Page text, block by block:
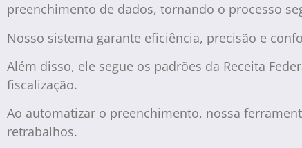
preenchimento de dados, tornando o processo
Nosso sistema garante eficiência, precisão e
Além disso, ele segue os padrões da Receita
fiscalização.
Ao automatizar o preenchimento, nossa
retrabalhos.